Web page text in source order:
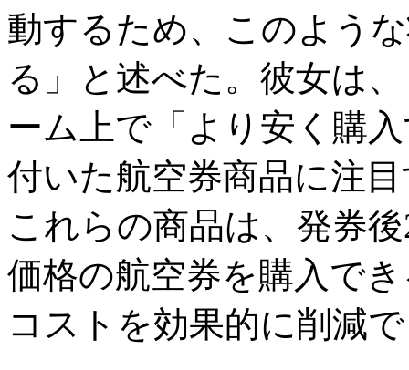
動するため、このよう
る」と述べた。彼女は
ーム上で「より安く購
付いた航空券商品に注
これらの商品は、発券
価格の航空券を購入で
コストを効果的に削減